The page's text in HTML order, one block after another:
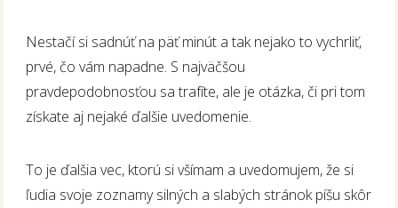
Nestačí si sadnúť na päť minút a tak nejako to vychrliť,
prvé, čo vám napadne. S najväčšou
pravdepodobnosťou sa trafíte, ale je otázka, či pri tom
získate aj nejaké ďalšie uvedomenie.
To je ďalšia vec, ktorú si všímam a uvedomujem, že si
ľudia svoje zoznamy silných a slabých stránok píšu skôr